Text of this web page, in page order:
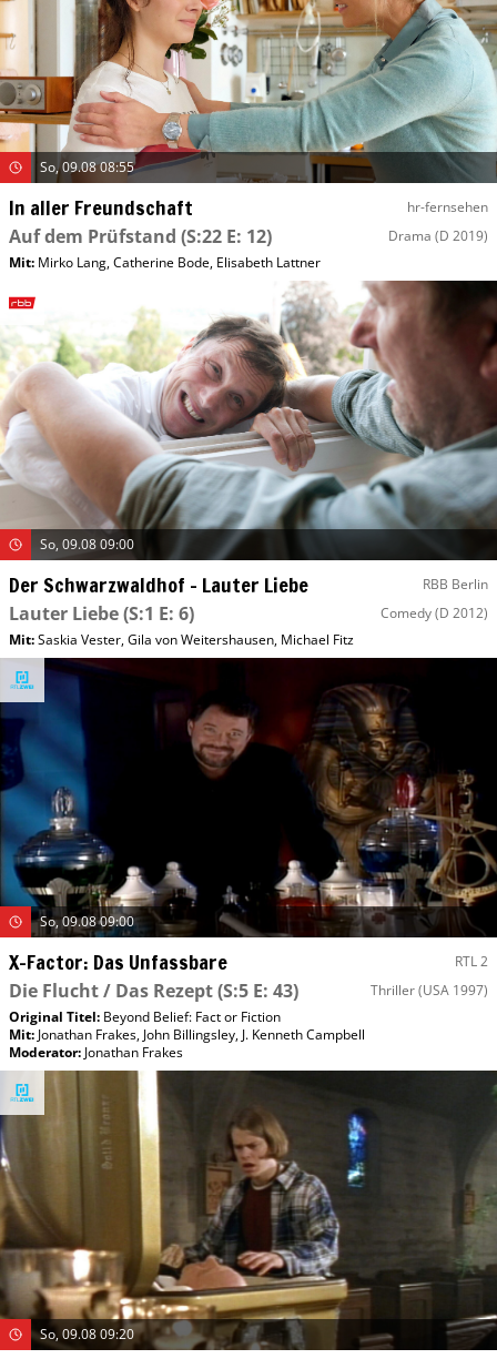
So, 09.08 08:55
In aller Freundschaft hr-fernsehen
Auf dem Prüfstand (S:22 E: 12) Drama (D 2019)
Mit: Mirko Lang,Catherine Bode, Elisabeth Lattner
So, 09.08 09:00
Der Schwarzwaldhof – Lauter Liebe RBB Berlin
Lauter Liebe(S:1 E: 6) Comedy(D 2012)
Mit:Saskia Vester,Gila von Weitershausen, Michael Fitz
So, 09.08 09:00
X-Factor: Das Unfassbare RTL 2
Die Flucht / Das Rezept(S:5 E: 43) Thriller(USA 1997)
Original Titel: Beyond Belief: Fact or Fiction
Mit: Jonathan Frakes, John Billingsley, J. Kenneth Campbell
Moderator: Jonathan Frakes
So, 09.08 09:20